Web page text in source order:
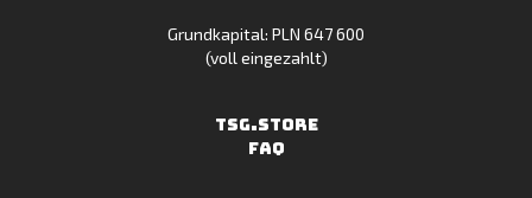
Grundkapital: PLN 647 600
(voll eingezahlt)
TSG.STORE
FAQ